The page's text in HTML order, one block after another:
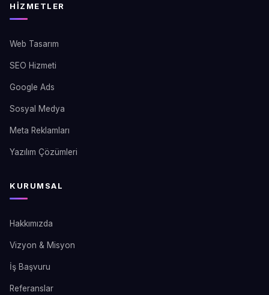
HIZMETLER
Web Tasarım
SEO Hizmeti
Google Ads
Sosyal Medya
Meta Reklamları
Yazılım Çözümleri
KURUMSAL
Hakkımızda
Vizyon & Misyon
İş Başvuru
Referanslar